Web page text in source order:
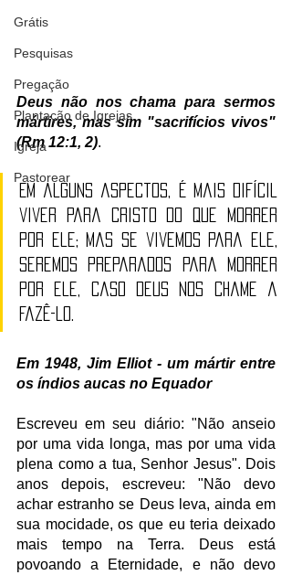
Grátis
Pesquisas
Pregação
Plantação de Igrejas
Igreja
Pastorear
Deus não nos chama para sermos
mártires, mas sim "sacrifícios vivos"
(Rm 12:1, 2).
Em alguns aspectos, é mais difícil
viver para Cristo do que morrer
por ele; mas se vivemos para ele,
seremos preparados para morrer
por ele, caso Deus nos chame a
fazê-lo.
Em 1948, Jim Elliot - um mártir entre
os índios aucas no Equador
Escreveu em seu diário: "Não anseio
por uma vida longa, mas por uma vida
plena como a tua, Senhor Jesus". Dois
anos depois, escreveu: "Não devo
achar estranho se Deus leva, ainda em
sua mocidade, os que eu teria deixado
mais tempo na Terra. Deus está
povoando a Eternidade, e não devo